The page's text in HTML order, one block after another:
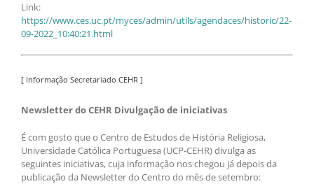
Link:
https://www.ces.uc.pt/myces/admin/utils/agendaces/historic/22-
09-2022_10:40:21.html
[ Informação Secretariado CEHR ]
Newsletter do CEHR Divulgação de iniciativas
É com gosto que o Centro de Estudos de História Religiosa,
Universidade Católica Portuguesa (UCP-CEHR) divulga as
seguintes iniciativas, cuja informação nos chegou já depois da
publicação da Newsletter do Centro do mês de setembro: